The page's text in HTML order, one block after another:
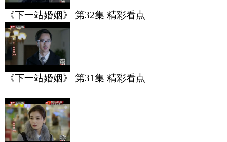
《下一站婚姻》 第32集 精彩看点
《下一站婚姻》 第31集 精彩看点